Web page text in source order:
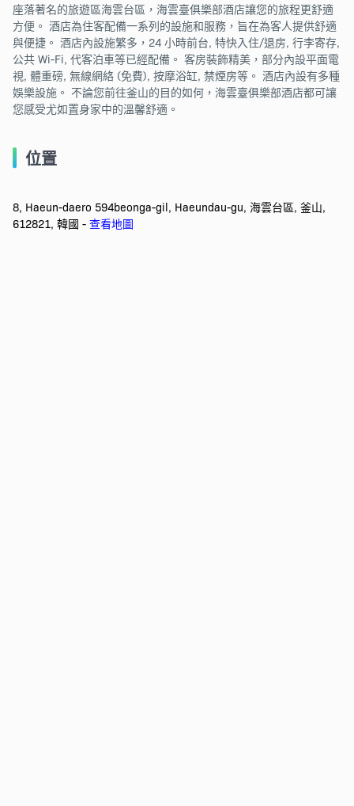
座落著名的旅遊區海雲台區，海雲臺俱樂部酒店讓您的旅程更舒適
方便。 酒店為住客配備一系列的設施和服務，旨在為客人提供舒適
與便捷。 酒店內設施繁多，24 小時前台, 特快入住/退房, 行李寄存,
公共 Wi-Fi, 代客泊車等已經配備。 客房裝飾精美，部分內設平面電
視, 體重磅, 無線網絡 (免費), 按摩浴缸, 禁煙房等。 酒店內設有多種
娛樂設施。 不論您前往釜山的目的如何，海雲臺俱樂部酒店都可讓
您感受尤如置身家中的溫馨舒適。
位置
8, Haeun-daero 594beonga-gil, Haeundau-gu, 海雲台區, 釜山,
612821, 韓國 - 查看地圖